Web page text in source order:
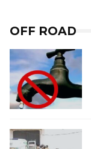
OFF ROAD